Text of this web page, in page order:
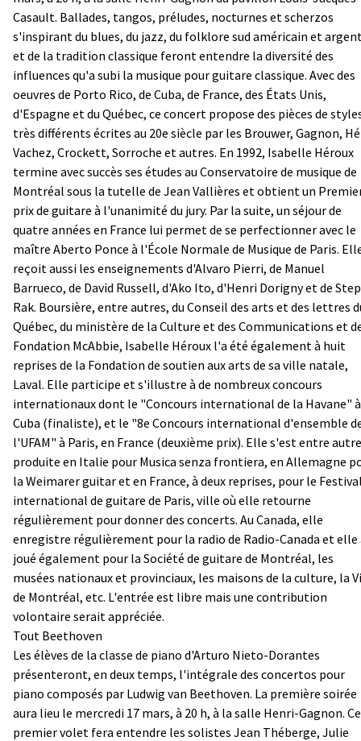
Casault. Ballades, tangos, préludes, nocturnes et scherzos
s'inspirant du blues, du jazz, du folklore sud américain et
et de la tradition classique feront entendre la diversité des
influences qu'a subi la musique pour guitare classique. Avec des
oeuvres de Porto Rico, de Cuba, de France, des États Unis,
d'Espagne et du Québec, ce concert propose des pièces de
très différents écrites au 20e siècle par les Brouwer, Gagnon,
Vachez, Crockett, Sorroche et autres. En 1992, Isabelle Héroux
termine avec succès ses études au Conservatoire de musique de
Montréal sous la tutelle de Jean Vallières et obtient un
prix de guitare à l'unanimité du jury. Par la suite, un séjour de
quatre années en France lui permet de se perfectionner avec le
maître Aberto Ponce à l'École Normale de Musique de Paris.
reçoit aussi les enseignements d'Alvaro Pierri, de Manuel
Barrueco, de David Russell, d'Ako Ito, d'Henri Dorigny et de
Rak. Boursière, entre autres, du Conseil des arts et des lettres
Québec, du ministère de la Culture et des Communications et
Fondation McAbbie, Isabelle Héroux l'a été également à huit
reprises de la Fondation de soutien aux arts de sa ville natale,
Laval. Elle participe et s'illustre à de nombreux concours
internationaux dont le "Concours international de la Havane" à
Cuba (finaliste), et le "8e Concours international d'ensemble
l'UFAM" à Paris, en France (deuxième prix). Elle s'est entre
produite en Italie pour Musica senza frontiera, en Allemagne
la Weimarer guitar et en France, à deux reprises, pour le
international de guitare de Paris, ville où elle retourne
régulièrement pour donner des concerts. Au Canada, elle
enregistre régulièrement pour la radio de Radio-Canada et elle
joué également pour la Société de guitare de Montréal, les
musées nationaux et provinciaux, les maisons de la culture, la
de Montréal, etc. L'entrée est libre mais une contribution
volontaire serait appréciée.
Tout Beethoven
Les élèves de la classe de piano d'Arturo Nieto-Dorantes
présenteront, en deux temps, l'intégrale des concertos pour
piano composés par Ludwig van Beethoven. La première soirée
aura lieu le mercredi 17 mars, à 20 h, à la salle Henri-Gagnon. Ce
premier volet fera entendre les solistes Jean Théberge, Julie